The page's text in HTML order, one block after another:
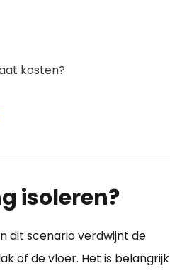
kosten?
isoleren?
dit scenario verdwijnt de
of de vloer. Het is belangrijk